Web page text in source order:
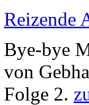
Reizende
Bye-bye
von
Folge 2.